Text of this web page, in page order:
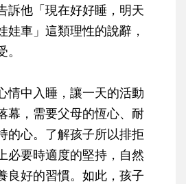
訴他「現在好好睡，明天
娃車」這類理性的說辭，
情中入睡，讓一天的活動
幕，需要父母的恆心、耐
的心。了解孩子所以排拒
必要時適度的堅持，自然
良好的習慣。如此，孩子